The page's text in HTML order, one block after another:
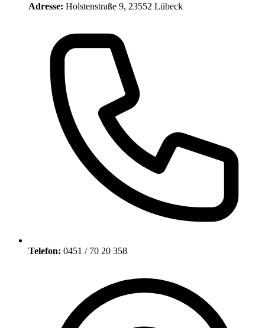
Adresse: Holstenstraße 9, 23552 Lübeck
Telefon: 0451 / 70 20 358